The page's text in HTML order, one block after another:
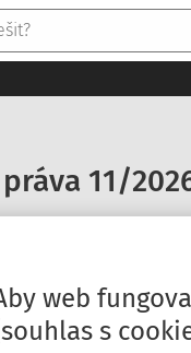
11/
web
s